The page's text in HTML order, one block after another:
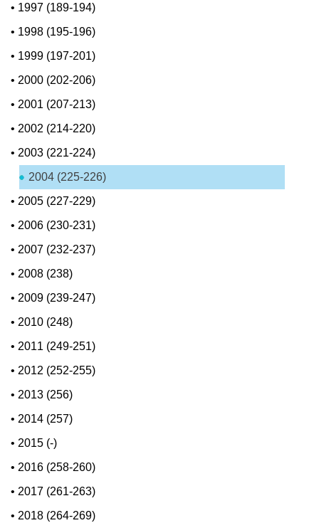
• 1997 (189-194)
• 1998 (195-196)
• 1999 (197-201)
• 2000 (202-206)
• 2001 (207-213)
• 2002 (214-220)
• 2003 (221-224)
2004 (225-226)
• 2005 (227-229)
• 2006 (230-231)
• 2007 (232-237)
• 2008 (238)
• 2009 (239-247)
• 2010 (248)
• 2011 (249-251)
• 2012 (252-255)
• 2013 (256)
• 2014 (257)
• 2015 (-)
• 2016 (258-260)
• 2017 (261-263)
• 2018 (264-269)